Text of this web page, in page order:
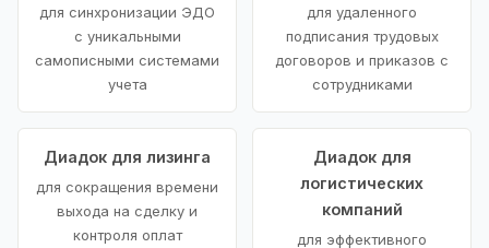
для синхронизации ЭДО
с уникальными
самописными системами
учета
для удаленного
подписания трудовых
договоров и приказов с
сотрудниками
Диадок для лизинга
для сокращения времени
выхода на сделку и
контроля оплат
Диадок для
логистических
компаний
для эффективного